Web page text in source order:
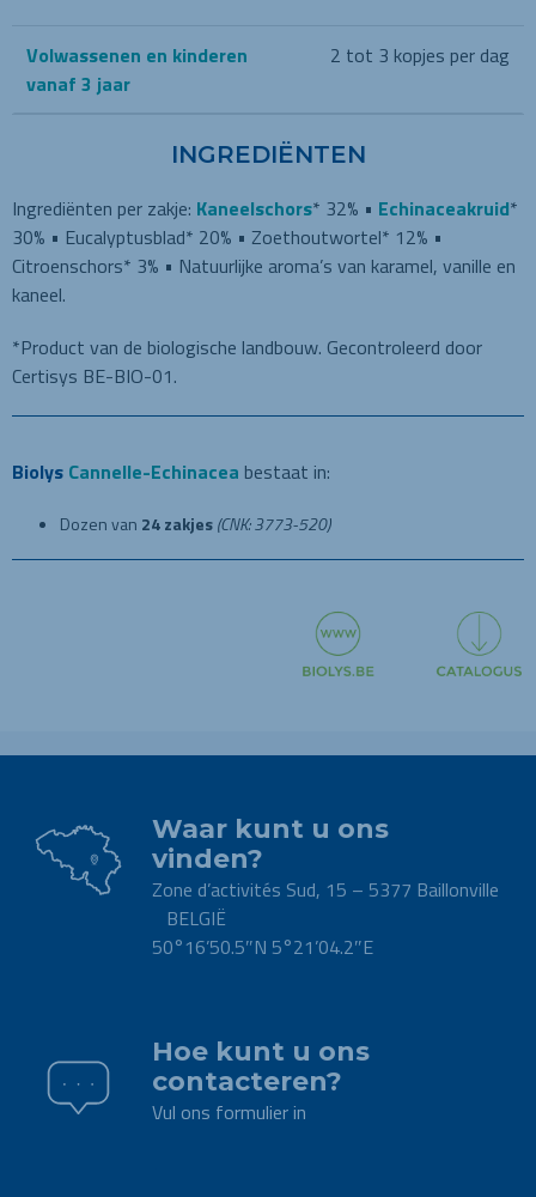
Volwassenen en kinderen
vanaf 3 jaar
2 tot 3 kopjes per dag
INGREDIËNTEN
Ingrediënten per zakje: Kaneelschors* 32% • Echinaceakruid*
30% • Eucalyptusblad* 20% • Zoethoutwortel* 12% •
Citroenschors* 3% • Natuurlijke aroma’s van karamel, vanille en
kaneel.
*Product van de biologische landbouw. Gecontroleerd door
Certisys BE-BIO-01.
Biolys Cannelle-Echinacea bestaat in:
Dozen van 24 zakjes(CNK: 3773-520)
Waar kunt u ons
vinden?
Zone d’activités Sud, 15 – 5377 Baillonville
BELGIË
50°16’50.5″N 5°21’04.2″E
Hoe kunt u ons
contacteren?
Vul ons formulier in